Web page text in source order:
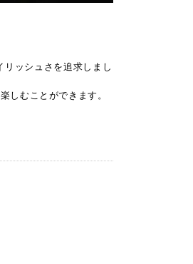
リッシュさを追求しまし
しむことができます。